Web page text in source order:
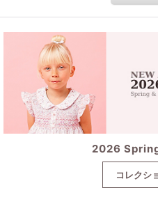
2026
コレクシ